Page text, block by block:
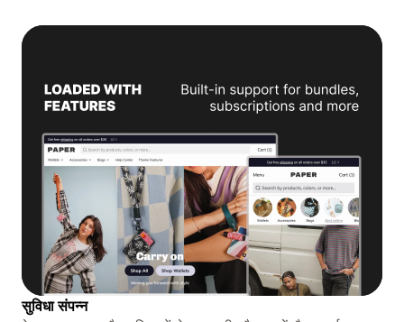
सुविधा संपन्न